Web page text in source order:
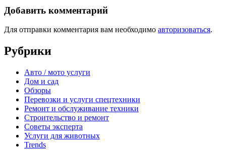
Добавить комментарий
Для отправки комментария вам необходимо авторизоваться.
Рубрики
Авто / мото услуги
Дом и сад
Обзоры
Перевозки и услуги спецтехники
Ремонт и обслуживание техники
Строительство и ремонт
Советы эксперта
Услуги для животных
Trends